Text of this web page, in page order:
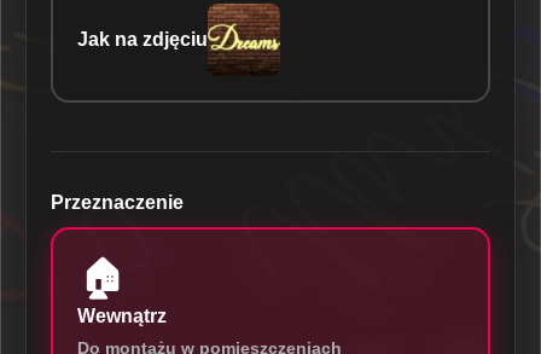
Jak na zdjęciu
Przeznaczenie
🏠
Wewnątrz
Do montażu w pomieszczeniach